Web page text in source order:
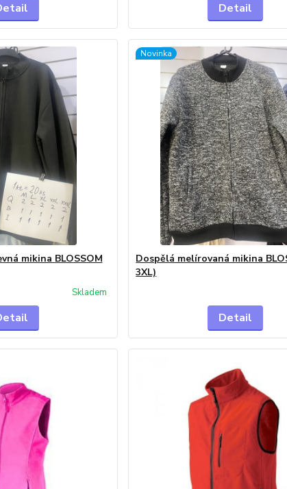
Detail
mikina BLOSSOM
Skladem
Novinka
Dospělá melírovaná mikina
3XL)
Detail